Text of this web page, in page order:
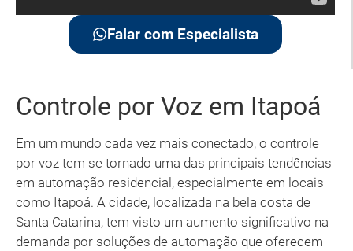
Falar com Especialista
Controle por Voz em Itapoá
Em um mundo cada vez mais conectado, o controle
por voz tem se tornado uma das principais tendências
em automação residencial, especialmente em locais
como Itapoá. A cidade, localizada na bela costa de
Santa Catarina, tem visto um aumento significativo na
demanda por soluções de automação que oferecem